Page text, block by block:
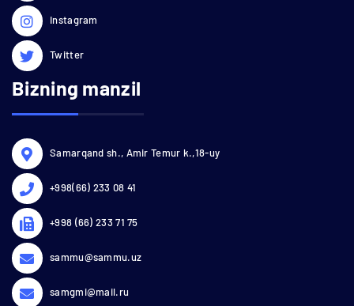
Instagram
Twitter
Bizning manzil
Samarqand sh., Amir Temur k.,18-uy
+998(66) 233 08 41
+998 (66) 233 71 75
sammu@sammu.uz
samgmi@mail.ru